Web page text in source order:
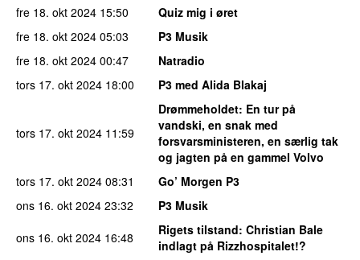
fre 18. okt 2024 15:50
Quiz mig i øret
fre 18. okt 2024 05:03
P3 Musik
fre 18. okt 2024 00:47
Natradio
tors 17. okt 2024 18:00 P3 med Alida Blakaj
tors 17. okt 2024 11:59
Drømmeholdet: En tur på
vandski, en snak med
forsvarsministeren, en særlig tak
og jagten på en gammel Volvo
tors 17. okt 2024 08:31
Go’ Morgen P3
ons 16. okt 2024 23:32
P3 Musik
ons 16. okt 2024 16:48 Rigets tilstand: Christian Bale
indlagt på Rizzhospitalet!?